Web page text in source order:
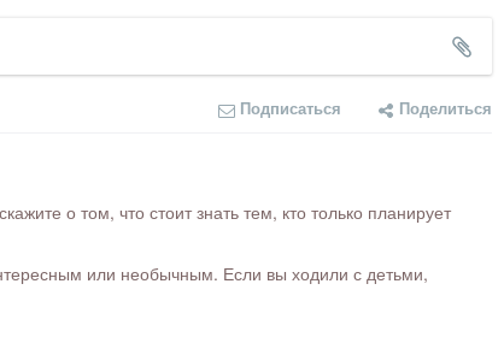
Подписаться Поделиться
о том, что стоит знать тем, кто только планирует
или необычным. Если вы ходили с детьми,